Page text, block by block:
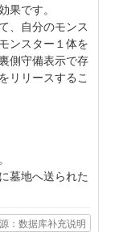
果です。
、自分のモンス
ンスター１体を
側守備表示で存
リリースするこ
墓地へ送られた
：数据库补充说明